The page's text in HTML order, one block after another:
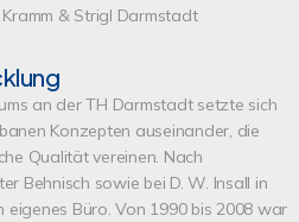
an der TH Darmstadt setzte sich
Konzepten auseinander, die
Qualität vereinen. Nach
Behnisch sowie bei D. W. Insall in
Büro. Von 1990 bis 2008 war